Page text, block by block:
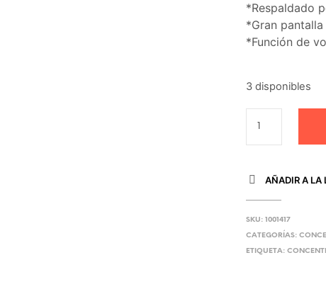
*Respaldado
*Gran
*Función de
3 disponibles
AÑADIR A LA
SKU:1001417
CATEGORÍAS:
ETIQUETA: